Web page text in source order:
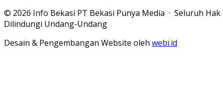
© 2026 Info Bekasi PT Bekasi Punya Media · Seluruh Hak
Dilindungi Undang-Undang
Desain & Pengembangan Website oleh webi.id